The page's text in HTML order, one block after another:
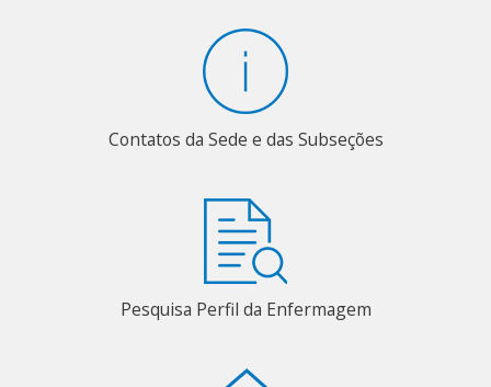
Contatos da Sede e das Subseções
Pesquisa Perfil da Enfermagem